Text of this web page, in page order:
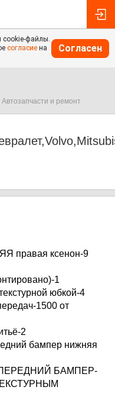
cookie-файлы.
согласие на
Согласен
Автозапчасти и ремонт
правая ксенон-9
1
юбкой-4
1500 от
2
бампер нижняя
ПЕРЕДНИЙ БАМПЕР-